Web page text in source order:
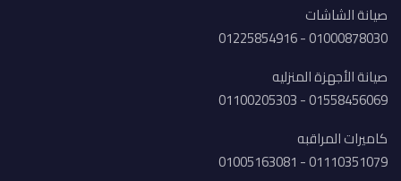
صيانة الشاشات
01000878030 - 01225854916
صيانة الأجهزة المنزليه
01558456069 - 01100205303
كاميرات المراقبه
01110351079 - 01005163081